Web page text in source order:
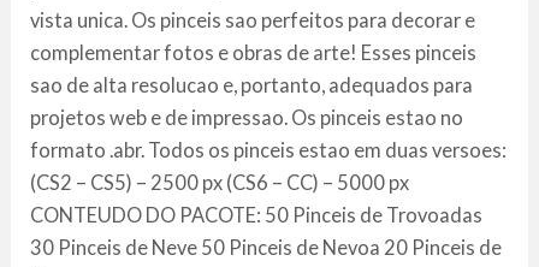
vista unica. Os pinceis sao perfeitos para decorar e
complementar fotos e obras de arte! Esses pinceis
sao de alta resolucao e, portanto, adequados para
projetos web e de impressao. Os pinceis estao no
formato .abr. Todos os pinceis estao em duas versoes:
(CS2 – CS5) – 2500 px (CS6 – CC) – 5000 px
CONTEUDO DO PACOTE: 50 Pinceis de Trovoadas
30 Pinceis de Neve 50 Pinceis de Nevoa 20 Pinceis de